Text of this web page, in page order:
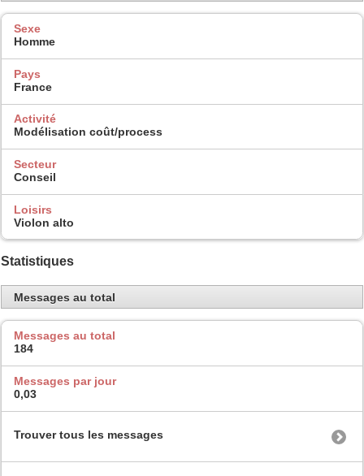
Sexe
Homme
Pays
France
Activité
Modélisation coût/process
Secteur
Conseil
Loisirs
Violon alto
Statistiques
Messages au total
Messages au total
184
Messages par jour
0,03
Trouver tous les messages